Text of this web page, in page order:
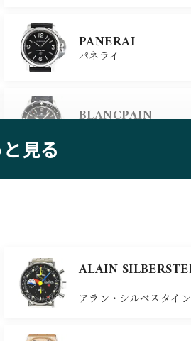
PANERAI
パネライ
BLANCPAIN
BELL＆ROSS
ベル＆ロス
見る
ALAIN
アラン・シルベスタイン